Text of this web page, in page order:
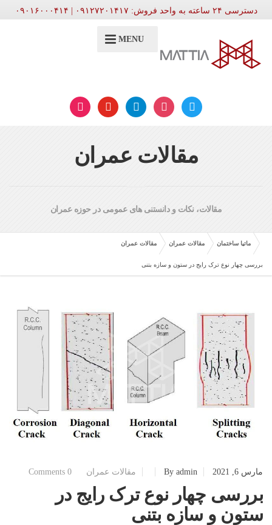
دسترسی ۲۴ ساعته به واحد فروش: ۰۹۱۲۷۲۰۱۴۱۷ | ۰۹۰۱۶۰۰۰۴۱۴
MENU
twitter
instagram
telegram
youtube
aparat
مقالات عمران
مقالات، نکات و دانستنی های عمومی در حوزه عمران
ماتیا ساختمان مقالات عمران مقالات عمران
بررسی چهار نوع ترک رایج در ستون و سازه بتنی
مارس 6, 2021 By admin مقالات عمران 0 Comments
بررسی چهار نوع ترک رایج در
ستون و سازه بتنی